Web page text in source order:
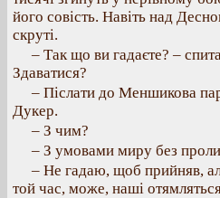
його совість. Навіть над
скруті.
– Так що ви гадаєте? –
Здаватися?
– Післати до Меншикова
Дукер.
– З чим?
– З умовами миру без
– Не гадаю, щоб прийняв,
той час, може, наші